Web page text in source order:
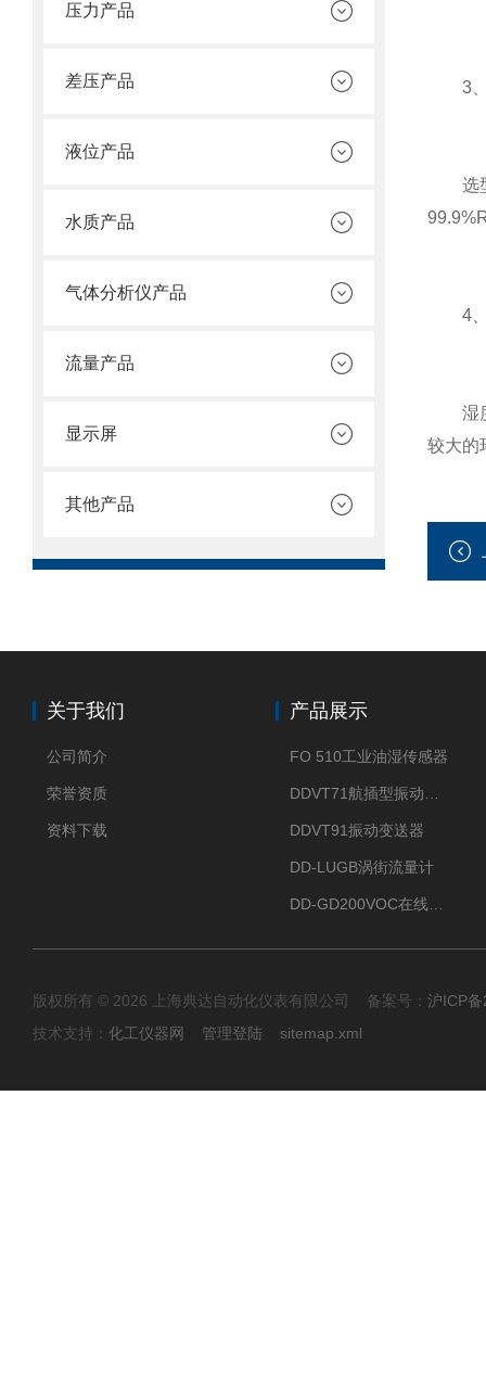
压力产品
差压产品
液位产品
水质产品
气体分析仪产品
流量产品
显示屏
其他产品
3、
选型
4、
湿度
较大的
关于我们
公司简介
荣誉资质
资料下载
产品展示
FO 510工业油湿传感器
DDVT91振动变送器
DD-LUGB涡街流量计
版权所有 © 2026 上海典达自动化仪表有限公司 备案号： 沪ICP
技术支持： 化工仪器网 管理登陆 sitemap.xml